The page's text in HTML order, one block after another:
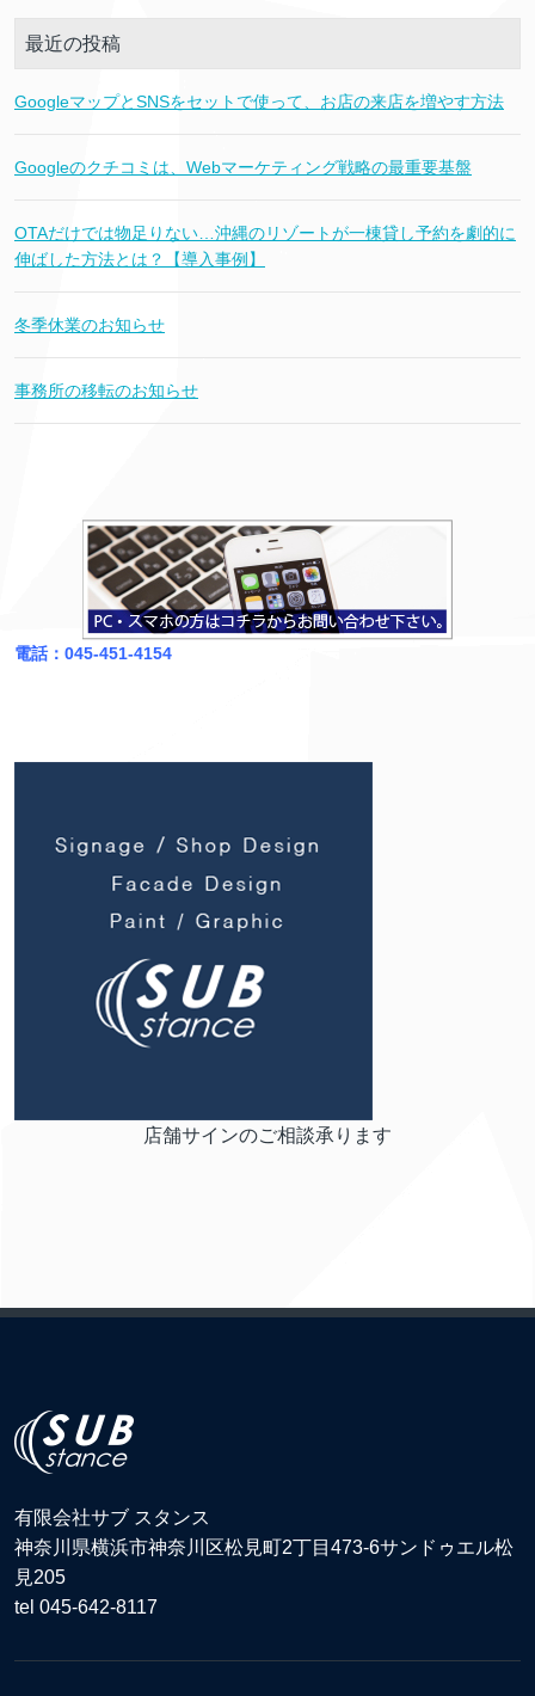
最近の投稿
GoogleマップとSNSをセットで使って、お店の来店を増やす方法
Googleのクチコミは、Webマーケティング戦略の最重要基盤
OTAだけでは物足りない…沖縄のリゾートが一棟貸し予約を劇的に
伸ばした方法とは？【導入事例】
冬季休業のお知らせ
事務所の移転のお知らせ
電話：045-451-4154
店舗サインのご相談承ります
有限会社サブ スタンス
神奈川県横浜市神奈川区松見町2丁目473-6サンドゥエル松
見205
tel 045-642-8117